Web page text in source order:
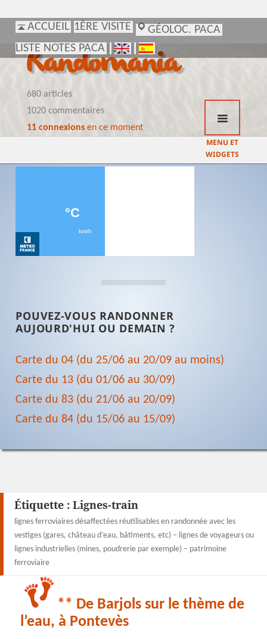
ACCUEIL 1ÈRE VISITE
GÉOLOC. PACA
LISTE NOTES PACA
Randomania
680 articles
1020 commentaires
11 connexionsen ce moment
MENU ET
WIDGETS
POUVEZ-VOUS RANDONNER
AUJOURD'HUI OU DEMAIN ?
Carte du 04 (du 25/06 au 20/09 au moins)
Carte du 13 (du 01/06 au 30/09)
Carte du 83 (du 21/06 au 20/09)
Carte du 84 (du 15/06 au 15/09)
ACCUEIL 1ÈRE VISITE
GÉOLOC. PACA
LISTE NOTES PACA
Étiquette : Lignes-train
lignes ferroviaires désaffectées réutilisables en randonnée avec les
vestiges (gares, château d’eau, bâtiments, etc) – lignes de voyageurs ou
lignes industrielles (mines, poudrerie par exemple) – patrimoine
ferroviaire
** De Barjols sur le thème de
l’eau, à Pontevès